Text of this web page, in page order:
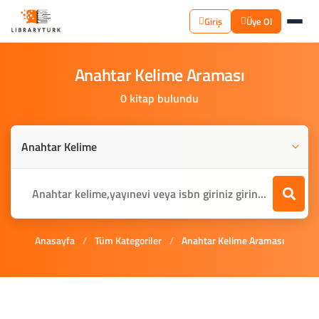
Giriş Üye Ol
AnahtarKelimeAraması
0 kitap bulundu
Anasayfa / Tüm Kategoriler / Anahtar Kelime Araması